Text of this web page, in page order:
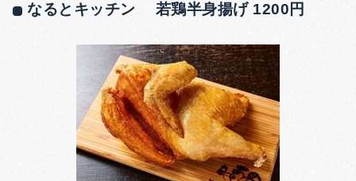
なるとキッチン 若鶏半身揚げ 1200円